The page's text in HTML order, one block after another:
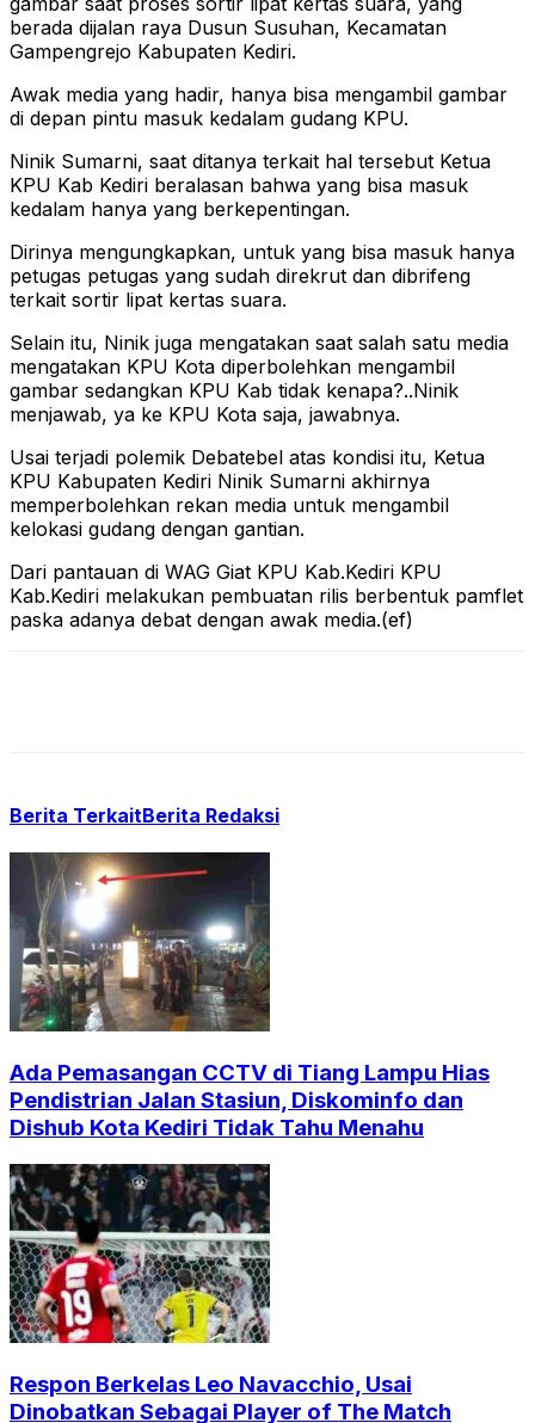
berada dijalan raya Dusun Susuhan, Kecamatan
Gampengrejo Kabupaten Kediri.
Awak media yang hadir, hanya bisa mengambil gambar
di depan pintu masuk kedalam gudang KPU.
Ninik Sumarni, saat ditanya terkait hal tersebut Ketua
KPU Kab Kediri beralasan bahwa yang bisa masuk
kedalam hanya yang berkepentingan.
Dirinya mengungkapkan, untuk yang bisa masuk hanya
petugas petugas yang sudah direkrut dan dibrifeng
terkait sortir lipat kertas suara.
Selain itu, Ninik juga mengatakan saat salah satu media
mengatakan KPU Kota diperbolehkan mengambil
gambar sedangkan KPU Kab tidak kenapa?..Ninik
menjawab, ya ke KPU Kota saja, jawabnya.
Usai terjadi polemik Debatebel atas kondisi itu, Ketua
KPU Kabupaten Kediri Ninik Sumarni akhirnya
memperbolehkan rekan media untuk mengambil
kelokasi gudang dengan gantian.
Dari pantauan di WAG Giat KPU Kab.Kediri KPU
Kab.Kediri melakukan pembuatan rilis berbentuk pamflet
paska adanya debat dengan awak media.(ef)
Berita TerkaitBerita Redaksi
Ada Pemasangan CCTV di Tiang Lampu Hias
Pendistrian Jalan Stasiun, Diskominfo dan
Dishub Kota Kediri Tidak Tahu Menahu
Respon Berkelas Leo Navacchio, Usai
Dinobatkan Sebagai Player of The Match